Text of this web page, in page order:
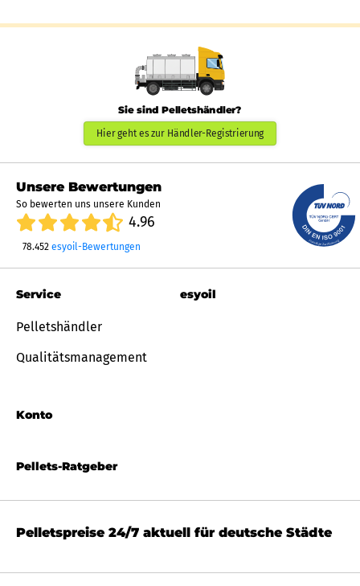
Sie sind Pelletshändler?
Hier geht es zur Händler-Registrierung
Unsere Bewertungen
So bewerten uns unsere Kunden
4.96
78.452 esyoil-Bewertungen
Pellets-Ratgeber
Service
Pelletshändler
Qualitätsmanagement
Konto
esyoil
Pelletspreise 24/7 aktuell für deutsche Städte